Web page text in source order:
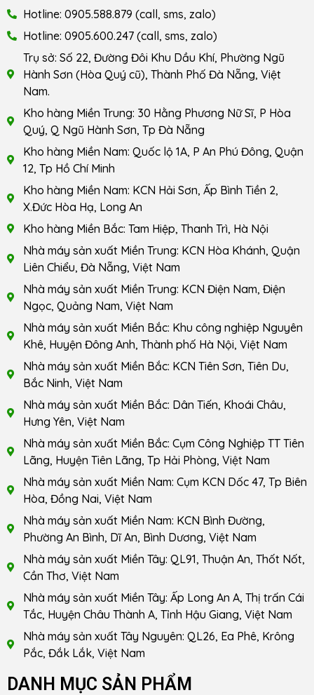
Hotline: 0905.588.879 (call, sms, zalo)
Hotline: 0905.600.247 (call, sms, zalo)
Trụ sở: Số 22, Đường Đôi Khu Dầu Khí, Phường Ngũ
Hành Sơn (Hòa Quý cũ), Thành Phố Đà Nẵng, Việt
Nam.
Kho hàng Miền Trung: 30 Hằng Phương Nữ Sĩ, P Hòa
Quý, Q Ngũ Hành Sơn, Tp Đà Nẵng
Kho hàng Miền Nam: Quốc lộ 1A, P An Phú Đông, Quận
12, Tp Hồ Chí Minh
Kho hàng Miền Nam: KCN Hải Sơn, Ấp Bình Tiền 2,
X.Đức Hòa Hạ, Long An
Kho hàng Miền Bắc: Tam Hiệp, Thanh Trì, Hà Nội
Nhà máy sản xuất Miền Trung: KCN Hòa Khánh, Quận
Liên Chiểu, Đà Nẵng, Việt Nam
Nhà máy sản xuất Miền Trung: KCN Điện Nam, Điện
Ngọc, Quảng Nam, Việt Nam
Nhà máy sản xuất Miền Bắc: Khu công nghiệp Nguyên
Khê, Huyện Đông Anh, Thành phố Hà Nội, Việt Nam
Nhà máy sản xuất Miền Bắc: KCN Tiên Sơn, Tiên Du,
Bắc Ninh, Việt Nam
Nhà máy sản xuất Miền Bắc: Dân Tiến, Khoái Châu,
Hưng Yên, Việt Nam
Nhà máy sản xuất Miền Bắc: Cụm Công Nghiệp TT Tiên
Lãng, Huyện Tiên Lãng, Tp Hải Phòng, Việt Nam
Nhà máy sản xuất Miền Nam: Cụm KCN Dốc 47, Tp Biên
Hòa, Đồng Nai, Việt Nam
Nhà máy sản xuất Miền Nam: KCN Bình Đường,
Phường An Bình, Dĩ An, Bình Dương, Việt Nam
Nhà máy sản xuất Miền Tây: QL91, Thuận An, Thốt Nốt,
Cần Thơ, Việt Nam
Nhà máy sản xuất Miền Tây: Ấp Long An A, Thị trấn Cái
Tắc, Huyện Châu Thành A, Tỉnh Hậu Giang, Việt Nam
Nhà máy sản xuất Tây Nguyên: QL26, Ea Phê, Krông
Pắc, Đắk Lắk, Việt Nam
DANH MỤC SẢN PHẨM